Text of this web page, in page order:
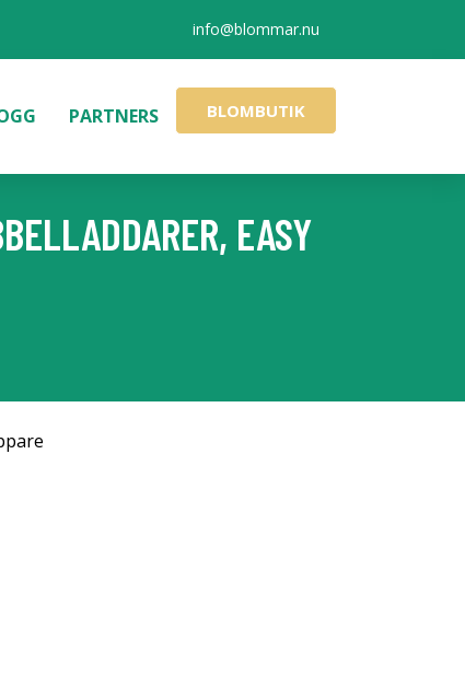
info@blommar.nu
PARTNERS BLOMBUTIK
EASY